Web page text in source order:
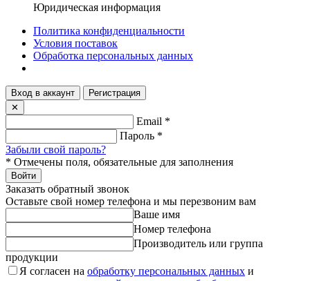
Юридическая информация
Политика конфиденциальности
Условия поставок
Обработка персональных данных
Вход в аккаунт
Регистрация
✕
Email *
Пароль *
Забыли свой пароль?
* Отмечены поля, обязательные для заполнения
Войти
Заказать обратный звонок
Оставьте свой номер телефона и мы перезвоним вам
Ваше имя
Номер телефона
Производитель или группа
продукции
Я согласен на обработку персональных данных и